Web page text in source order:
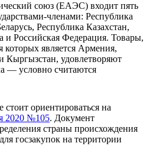
союз (ЕАЭС) входит пять
членами: Республика
Республика Казахстан,
и Российская Федерация. Товары,
которых является Армения,
Кыргызстан, удовлетворяют
— условно считаются
ориентироваться на
2020 №105. Документ
страны происхождения
госзакупок на территории